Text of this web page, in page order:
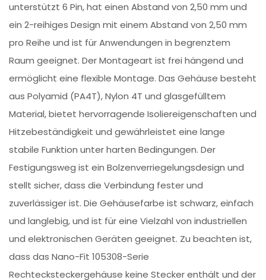
unterstützt 6 Pin, hat einen Abstand von 2,50 mm und
ein 2-reihiges Design mit einem Abstand von 2,50 mm
pro Reihe und ist für Anwendungen in begrenztem
Raum geeignet. Der Montageart ist frei hängend und
ermöglicht eine flexible Montage. Das Gehäuse besteht
aus Polyamid (PA4T), Nylon 4T und glasgefülltem
Material, bietet hervorragende Isoliereigenschaften und
Hitzebeständigkeit und gewährleistet eine lange
stabile Funktion unter harten Bedingungen. Der
Festigungsweg ist ein Bolzenverriegelungsdesign und
stellt sicher, dass die Verbindung fester und
zuverlässiger ist. Die Gehäusefarbe ist schwarz, einfach
und langlebig, und ist für eine Vielzahl von industriellen
und elektronischen Geräten geeignet. Zu beachten ist,
dass das Nano-Fit 105308-Serie
Rechtecksteckergehäuse keine Stecker enthält und der